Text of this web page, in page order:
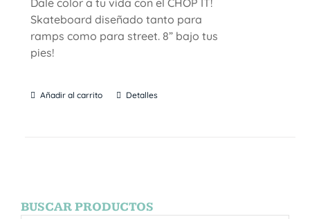
Skateboard diseñado tanto para
ramps como para street. 8” bajo tus
pies!
Añadir al carrito Detalles
BUSCAR PRODUCTOS